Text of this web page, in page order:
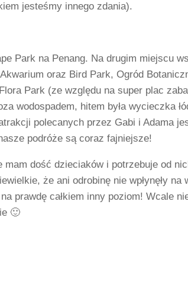
jesteśmy innego zdania).
Park na Penang. Na drugim miejscu
oraz Bird Park, Ogród
Park (ze względu na super plac
wodospadem, hitem była wycieczka
polecanych przez Gabi i Adama
podróże są coraz fajniejsze!
mam dość dzieciaków i potrzebuje od
że ani odrobinę nie wpłynęły
prawdę całkiem inny poziom! Wcale
🙂